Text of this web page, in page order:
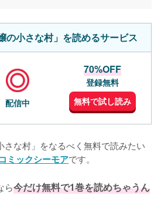
の小さな村」を読めるサービス
配信中
70%OFF
登録無料
無料で試し読み
さな村」をなるべく無料で読みたい
コミックシーモアです。
ら今だけ無料で1巻を読めちゃうん